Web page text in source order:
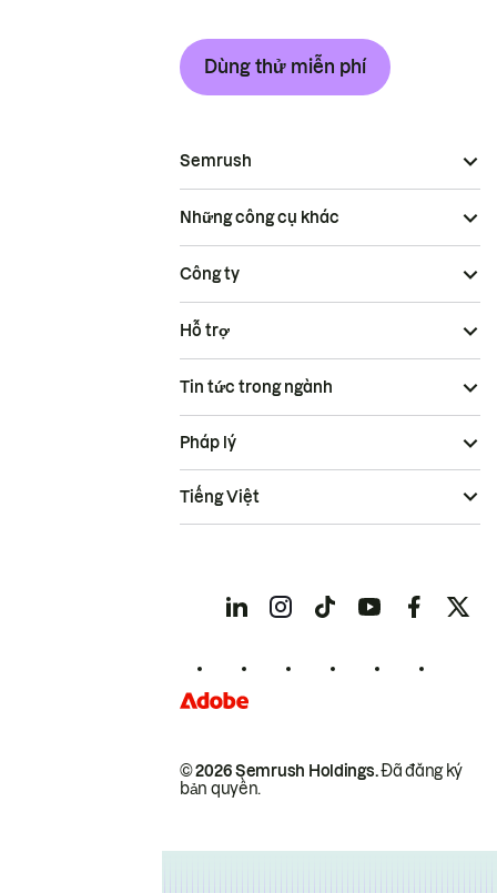
Dùng thử miễn phí
Semrush
Những công cụ khác
Công ty
Hỗ trợ
Tin tức trong ngành
© 2026 Semrush Holdings.Đã đăng ký
bản quyền.
Pháp lý
Tiếng Việt